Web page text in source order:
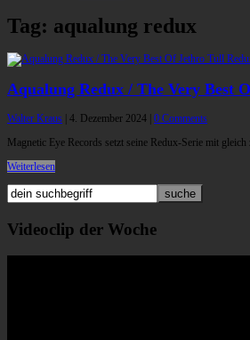
Tag: aqualung redux
Aqualung Redux / The Very Best
Walter Kraus 4. Dezember 2024 0 Comments
Magnetic Eye Records setzt seine Redux-Serie mit
Weiterlesen
Videoclip der Woche